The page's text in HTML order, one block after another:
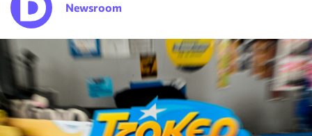
Newsroom